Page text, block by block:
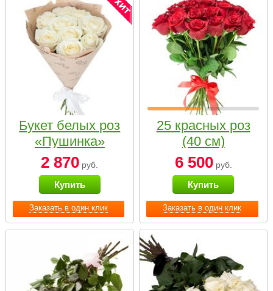
Заказать в один клик
Букет белых роз
«Пушинка»
2 870 руб.
Купить
Заказать в один клик
25 красных роз
(40 см)
6 500руб.
Купить